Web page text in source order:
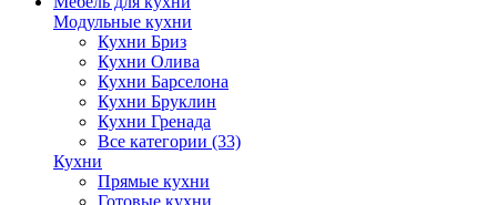
Модульные кухни
Кухни Бриз
Кухни Олива
Кухни Барселона
Кухни Бруклин
Кухни Гренада
Все категории (33)
Кухни
Прямые кухни
Готовые кухни